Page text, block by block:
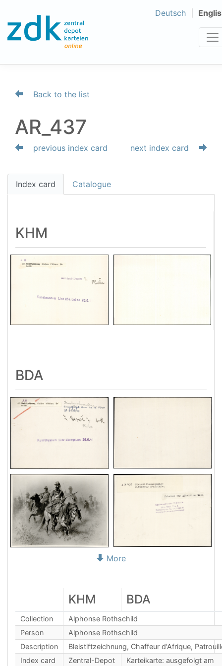
Deutsch
Back to the list
AR_437
previous index card next index card
Index card Catalogue
KHM
BDA
More
KHM BDA
Collection
Alphonse Rothschild
Person
Alphonse Rothschild
Description
Bleistiftzeichnung, Chaffeur d'Afrique,
Index card
Zentral-Depot
Karteikarte: ausgefolgt am